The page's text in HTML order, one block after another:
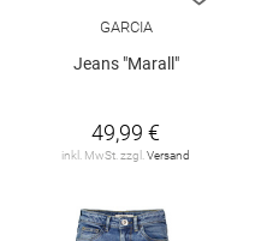
GARCIA
Jeans "Marall"
49,99 €
inkl. MwSt. zzgl. Versand